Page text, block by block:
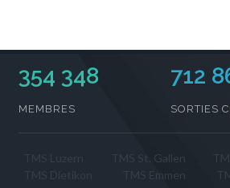
354 348
MEMBRES
712
SORTIES
TMS St. Gallen
TMS Emmen